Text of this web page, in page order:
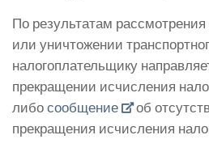
По результатам
или уничтожении
налогоплательщику
прекращении исчисления
либосообщение
об
прекращения исчисления